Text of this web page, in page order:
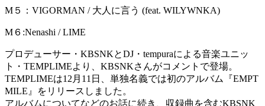
M５：VIGORMAN / 大人に言う (feat. WILYWNKA)
M６:Nenashi / LIME
プロデューサー・KBSNKとDJ・tempuraによる音楽ユニッ
ト・TEMPLIMEより、KBSNKさんがコメントで登場。
TEMPLIMEは12月11日、単独名義では初のアルバム『EMPT
MILE』をリリースしました。
アルバムについてなどのお話に続き、収録曲を含むKBSNK